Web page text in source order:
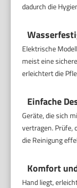
dadurch die
Elektrische
meist eine
erleichtert die
Einfache
Geräte, die sich
vertragen. Prüfe,
die Reinigung
Komfort
Hand liegt,